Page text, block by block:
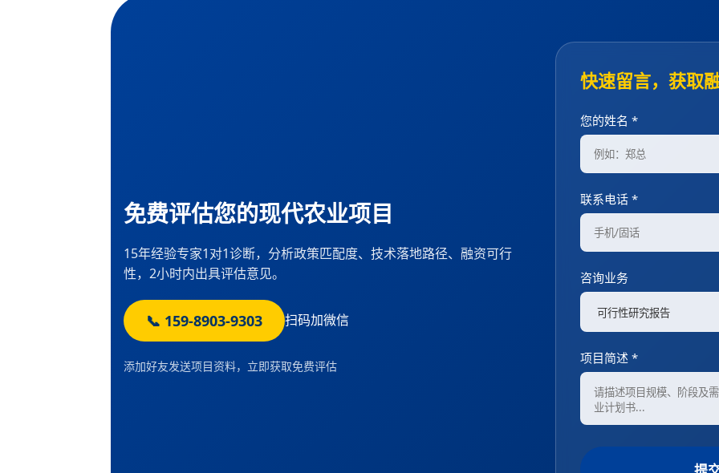
免费评估您的现代农业项目
15年经验专家1对1诊断，分析政策匹配度、技术落地路径、融资可行
性，2小时内出具评估意见。
📞 159-8903-9303 扫码加微信
添加好友发送项目资料，立即获取免费评估
快速留言，获取
您的姓名 *
联系电话 *
咨询业务
项目简述 *